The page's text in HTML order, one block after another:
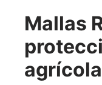
Mallas
Pasto sintético